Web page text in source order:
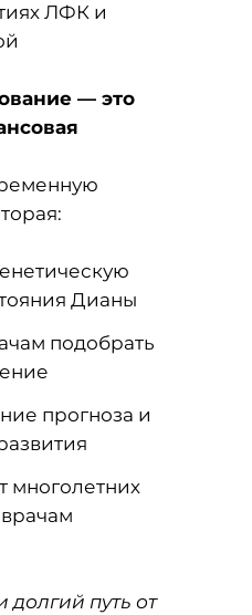
ЛФК и
— это
Дианы
подобрать
прогноза и
многолетних
путь от